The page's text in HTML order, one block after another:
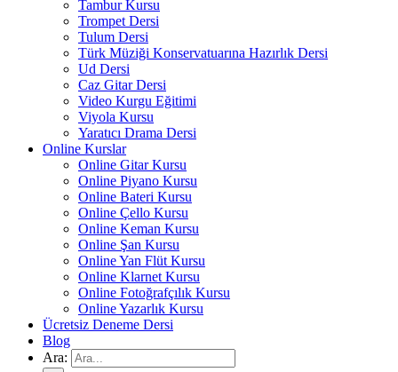
Tambur Kursu
Trompet Dersi
Tulum Dersi
Türk Müziği Konservatuarına Hazırlık Dersi
Ud Dersi
Caz Gitar Dersi
Video Kurgu Eğitimi
Viyola Kursu
Yaratıcı Drama Dersi
Online Kurslar
Online Gitar Kursu
Online Piyano Kursu
Online Bateri Kursu
Online Çello Kursu
Online Keman Kursu
Online Şan Kursu
Online Yan Flüt Kursu
Online Klarnet Kursu
Online Fotoğrafçılık Kursu
Online Yazarlık Kursu
Ücretsiz Deneme Dersi
Blog
Ara: